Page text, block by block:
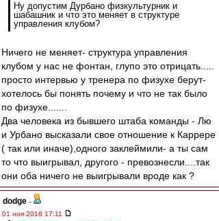
Ну допустим Дурбано физкультурник и
шабашник и что это меняет в структуре
управления клубом?
Ничего не меняет- структура управления
клубом у нас не фонтан, глупо это отрицать.....
просто интервью у тренера по физухе берут-
хотелось бы понять почему и что не так было
по физухе.......
Два человека из бывшего штаба команды - Лю
и Урбано высказали свое отношение к Каррере
( так или иначе),одного заклеймили- а ты сам
то что выигрывал, другого - превознесли....так
они оба ничего не выигрывали вроде как ?
dodge -
01 ноя 2018 17:11